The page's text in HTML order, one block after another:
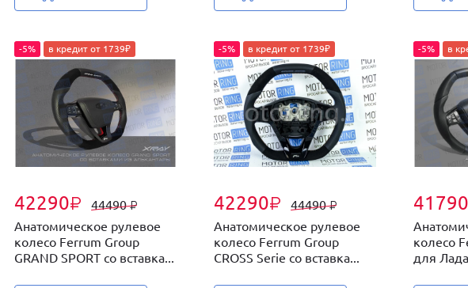
42290₽ 44490₽
-5% в кредит от 1739₽
Анатомическое рулевое
колесо Ferrum Group
GRAND SPORT со вставка...
42290₽ 44490₽
-5% в кредит от 1739₽
Анатомическое рулевое
колесо Ferrum Group
CROSS Serie со вставка...
41790
-5% в
колесо
для